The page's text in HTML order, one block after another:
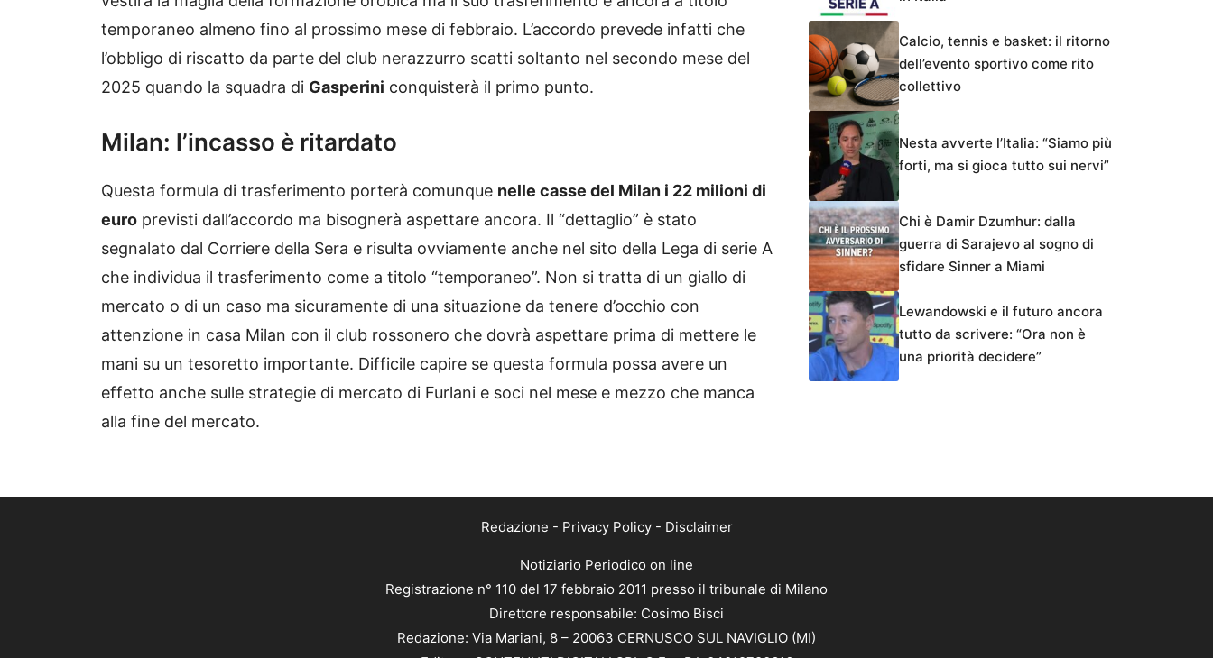
temporaneo almeno fino al prossimo mese di febbraio. L’accordo prevede infatti che
l’obbligo di riscatto da parte del club nerazzurro scatti soltanto nel secondo mese del
2025 quando la squadra di Gasperini conquisterà il primo punto.
Milan: l’incasso è ritardato
Questa formula di trasferimento porterà comunque nelle casse del Milan i 22 milioni di
euro previsti dall’accordo ma bisognerà aspettare ancora. Il “dettaglio” è stato
segnalato dal Corriere della Sera e risulta ovviamente anche nel sito della Lega di serie A
che individua il trasferimento come a titolo “temporaneo”. Non si tratta di un giallo di
mercato o di un caso ma sicuramente di una situazione da tenere d’occhio con
attenzione in casa Milan con il club rossonero che dovrà aspettare prima di mettere le
mani su un tesoretto importante. Difficile capire se questa formula possa avere un
effetto anche sulle strategie di mercato di Furlani e soci nel mese e mezzo che manca
alla fine del mercato.
Calcio, tennis e basket: il ritorno
dell’evento sportivo come rito
collettivo
Nesta avverte l’Italia: “Siamo più
forti, ma si gioca tutto sui nervi”
Chi è Damir Dzumhur: dalla
guerra di Sarajevo al sogno di
sfidare Sinner a Miami
Lewandowski e il futuro ancora
tutto da scrivere: “Ora non è
una priorità decidere”
Redazione - Privacy Policy- Disclaimer
Notiziario Periodico on line
Registrazione n° 110 del 17 febbraio 2011 presso il tribunale di Milano
Direttore responsabile: Cosimo Bisci
Redazione: Via Mariani, 8 – 20063 CERNUSCO SUL NAVIGLIO (MI)